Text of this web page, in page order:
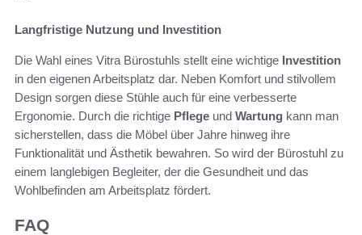
Langfristige Nutzung und Investition
Die Wahl eines Vitra Bürostuhls stellt eine wichtige Investition
in den eigenen Arbeitsplatz dar. Neben Komfort und stilvollem
Design sorgen diese Stühle auch für eine verbesserte
Ergonomie. Durch die richtige Pflege und Wartung kann man
sicherstellen, dass die Möbel über Jahre hinweg ihre
Funktionalität und Ästhetik bewahren. So wird der Bürostuhl zu
einem langlebigen Begleiter, der die Gesundheit und das
Wohlbefinden am Arbeitsplatz fördert.
FAQ